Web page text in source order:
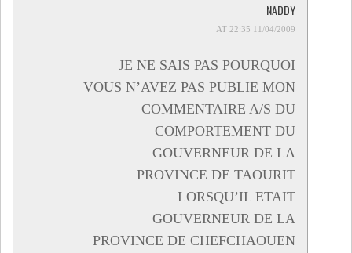
NADDY
11/04/2009 AT 22:35
JE NE SAIS PAS POURQUOI
VOUS N’AVEZ PAS PUBLIE MON
COMMENTAIRE A/S DU
COMPORTEMENT DU
GOUVERNEUR DE LA
PROVINCE DE TAOURIT
LORSQU’IL ETAIT
GOUVERNEUR DE LA
PROVINCE DE CHEFCHAOUEN